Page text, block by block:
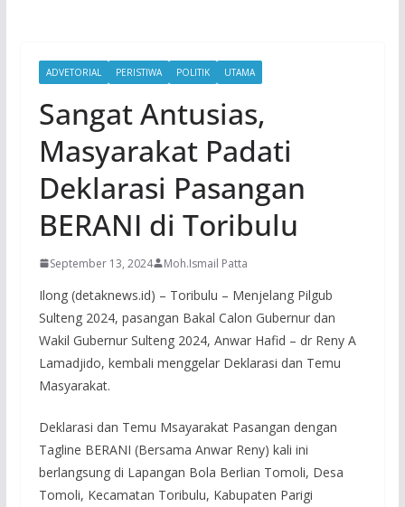
ADVETORIAL PERISTIWA POLITIK UTAMA
Sangat Antusias,
Masyarakat Padati
Deklarasi Pasangan
BERANI di Toribulu
September 13, 2024 Moh.Ismail Patta
Ilong (detaknews.id) – Toribulu – Menjelang Pilgub
Sulteng 2024, pasangan Bakal Calon Gubernur dan
Wakil Gubernur Sulteng 2024, Anwar Hafid – dr Reny A
Lamadjido, kembali menggelar Deklarasi dan Temu
Masyarakat.
Deklarasi dan Temu Msayarakat Pasangan dengan
Tagline BERANI (Bersama Anwar Reny) kali ini
berlangsung di Lapangan Bola Berlian Tomoli, Desa
Tomoli, Kecamatan Toribulu, Kabupaten Parigi